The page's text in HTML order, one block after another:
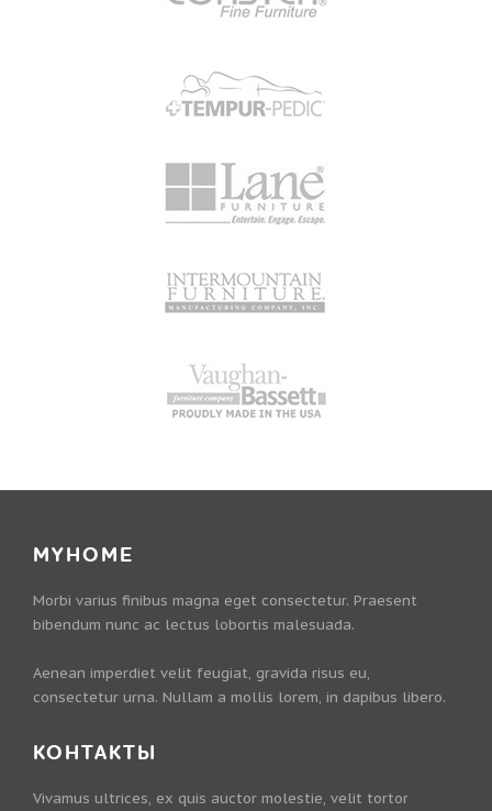
MYHOME
Morbi varius finibus magna eget consectetur. Praesent
bibendum nunc ac lectus lobortis malesuada.
Aenean imperdiet velit feugiat, gravida risus eu,
consectetur urna. Nullam a mollis lorem, in dapibus libero.
КОНТАКТЫ
Vivamus ultrices, ex quis auctor molestie, velit tortor